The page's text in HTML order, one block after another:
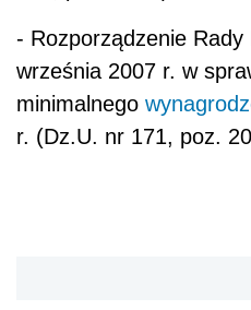
- Rozporządzenie Rady
września 2007 r. w
minimalnego
r. (Dz.U. nr 171, poz.